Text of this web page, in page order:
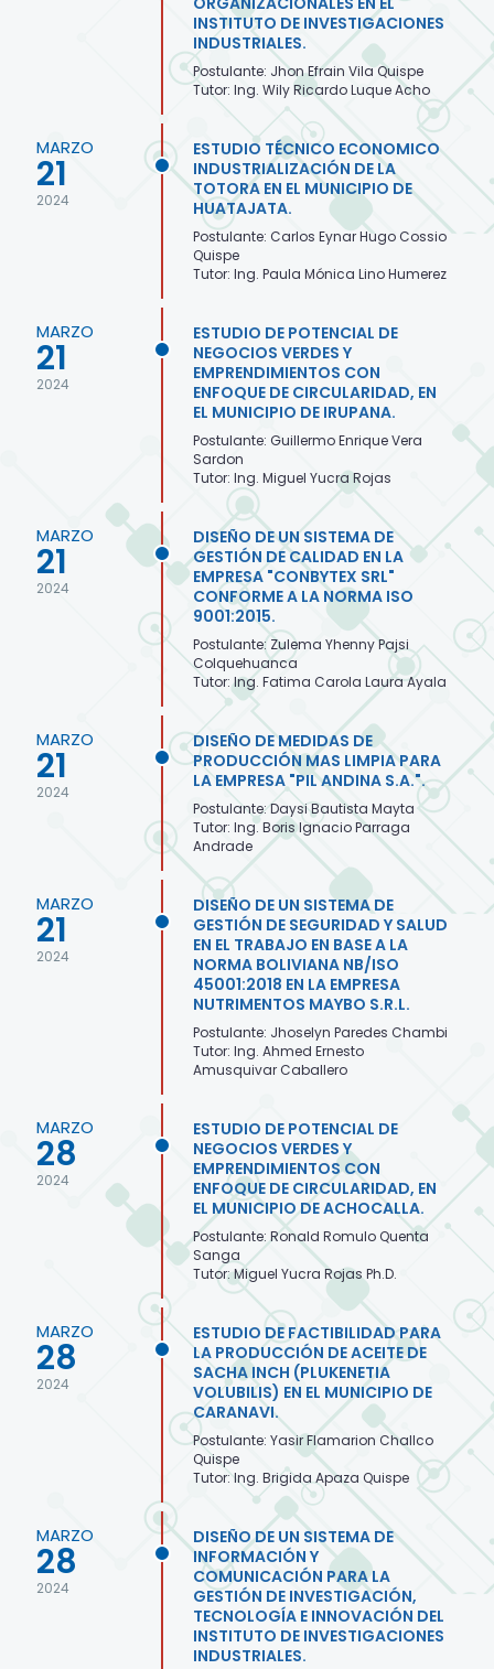
INSTITUTO DE INVESTIGACIONES
INDUSTRIALES.
Postulante: Jhon Efrain Vila Quispe
Tutor: Ing. Wily Ricardo Luque Acho
MARZO
21
2024
ESTUDIO TÉCNICO ECONOMICO
INDUSTRIALIZACIÓN DE LA
TOTORA EN EL MUNICIPIO DE
HUATAJATA.
Postulante: Carlos Eynar Hugo Cossio
Quispe
Tutor: Ing. Paula Mónica Lino Humerez
MARZO
21
2024
ESTUDIO DE POTENCIAL DE
NEGOCIOS VERDES Y
EMPRENDIMIENTOS CON
ENFOQUE DE CIRCULARIDAD, EN
EL MUNICIPIO DE IRUPANA.
Postulante: Guillermo Enrique Vera
Sardon
Tutor: Ing. Miguel Yucra Rojas
MARZO
21
2024
DISEÑO DE UN SISTEMA DE
GESTIÓN DE CALIDAD EN LA
EMPRESA "CONBYTEX SRL"
CONFORME A LA NORMA ISO
9001:2015.
Postulante: Zulema Yhenny Pajsi
Colquehuanca
Tutor: Ing. Fatima Carola Laura Ayala
MARZO
21
2024
DISEÑO DE MEDIDAS DE
PRODUCCIÓN MAS LIMPIA PARA
LA EMPRESA "PIL ANDINA S.A.".
Postulante: Daysi Bautista Mayta
Tutor: Ing. Boris Ignacio Parraga
Andrade
MARZO
21
2024
DISEÑO DE UN SISTEMA DE
GESTIÓN DE SEGURIDAD Y SALUD
EN EL TRABAJO EN BASE A LA
NORMA BOLIVIANA NB/ISO
45001:2018 EN LA EMPRESA
NUTRIMENTOS MAYBO S.R.L.
Postulante: Jhoselyn Paredes Chambi
Tutor: Ing. Ahmed Ernesto
Amusquivar Caballero
MARZO
28
2024
ESTUDIO DE POTENCIAL DE
NEGOCIOS VERDES Y
EMPRENDIMIENTOS CON
ENFOQUE DE CIRCULARIDAD, EN
EL MUNICIPIO DE ACHOCALLA.
Postulante: Ronald Romulo Quenta
Sanga
Tutor: Miguel Yucra Rojas Ph.D.
MARZO
28
2024
ESTUDIO DE FACTIBILIDAD PARA
LA PRODUCCIÓN DE ACEITE DE
SACHA INCH (PLUKENETIA
VOLUBILIS) EN EL MUNICIPIO DE
CARANAVI.
Postulante: Yasir Flamarion Challco
Quispe
Tutor: Ing. Brigida Apaza Quispe
MARZO
28
2024
DISEÑO DE UN SISTEMA DE
INFORMACIÓN Y
COMUNICACIÓN PARA LA
GESTIÓN DE INVESTIGACIÓN,
TECNOLOGÍA E INNOVACIÓN DEL
INSTITUTO DE INVESTIGACIONES
INDUSTRIALES.